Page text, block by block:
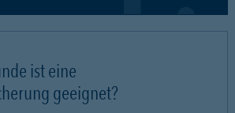
ist eine
geeignet?